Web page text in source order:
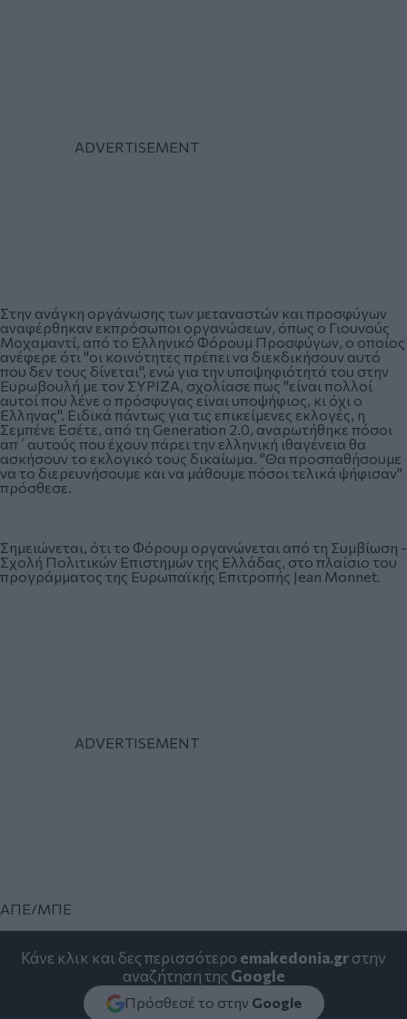
Στην ανάγκη οργάνωσης των μεταναστών και προσφύγων
αναφέρθηκαν εκπρόσωποι οργανώσεων, όπως ο Γιουνούς
Μοχαμαντί, από το Ελληνικό Φόρουμ Προσφύγων, ο οποίος
ανέφερε ότι "οι κοινότητες πρέπει να διεκδικήσουν αυτό
που δεν τους δίνεται", ενώ για την υποψηφιότητά του στην
Ευρωβουλή με τον ΣΥΡΙΖΑ, σχολίασε πως "είναι πολλοί
αυτοί που λένε ο πρόσφυγας είναι υποψήφιος, κι όχι ο
Ελληνας". Ειδικά πάντως για τις επικείμενες εκλογές, η
Σεμπένε Εσέτε, από τη Generation 2.0, αναρωτήθηκε πόσοι
απ΄αυτούς που έχουν πάρει την ελληνική ιθαγένεια θα
ασκήσουν το εκλογικό τους δικαίωμα. "Θα προσπαθήσουμε
να το διερευνήσουμε και να μάθουμε πόσοι τελικά ψήφισαν"
πρόσθεσε.
Σημειώνεται, ότι το Φόρουμ οργανώνεται από τη Συμβίωση -
Σχολή Πολιτικών Επιστημών της Ελλάδας, στο πλαίσιο του
προγράμματος της Ευρωπαϊκής Επιτροπής Jean Monnet.
ΑΠΕ/ΜΠΕ
Κάνε κλικ και δες περισσότερο emakedonia.grστην
αναζήτηση της Google
Πρόσθεσέ το στην Google